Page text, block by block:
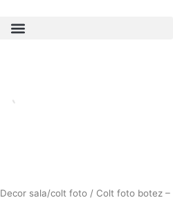
Decor sala/colt foto / Colt foto botez –